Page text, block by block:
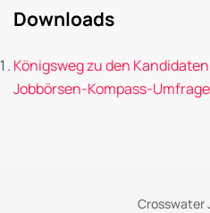
Downloads
Königsweg zu den
Jobbörsen-Kompass-Umfrage
Crosswater